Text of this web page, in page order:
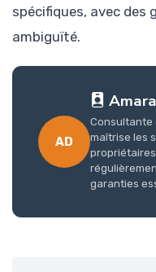
spécifiques, avec des
ambiguïté.
AD
Consultante
maîtrise les
garanties